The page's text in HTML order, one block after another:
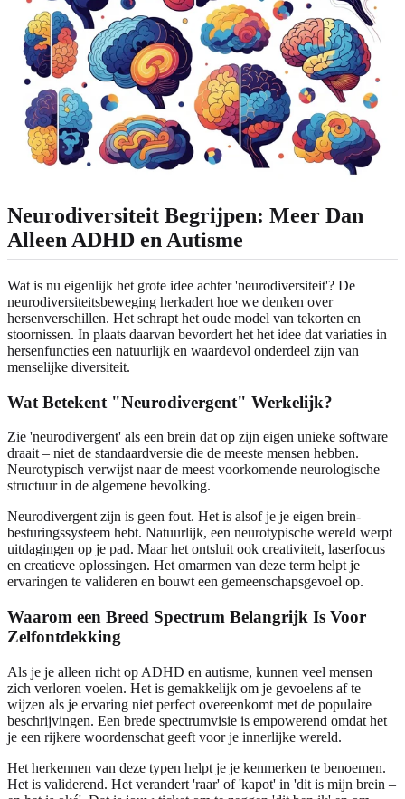
Neurodiversiteit Begrijpen: Meer Dan
Alleen ADHD en Autisme
Wat is nu eigenlijk het grote idee achter 'neurodiversiteit'? De
neurodiversiteitsbeweging herkadert hoe we denken over
hersenverschillen. Het schrapt het oude model van tekorten en
stoornissen. In plaats daarvan bevordert het het idee dat variaties in
hersenfuncties een natuurlijk en waardevol onderdeel zijn van
menselijke diversiteit.
Wat Betekent "Neurodivergent" Werkelijk?
Zie 'neurodivergent' als een brein dat op zijn eigen unieke software
draait – niet de standaardversie die de meeste mensen hebben.
Neurotypisch verwijst naar de meest voorkomende neurologische
structuur in de algemene bevolking.
Neurodivergent zijn is geen fout. Het is alsof je je eigen brein-
besturingssysteem hebt. Natuurlijk, een neurotypische wereld werpt
uitdagingen op je pad. Maar het ontsluit ook creativiteit, laserfocus
en creatieve oplossingen. Het omarmen van deze term helpt je
ervaringen te valideren en bouwt een gemeenschapsgevoel op.
Waarom een Breed Spectrum Belangrijk Is Voor
Zelfontdekking
Als je je alleen richt op ADHD en autisme, kunnen veel mensen
zich verloren voelen. Het is gemakkelijk om je gevoelens af te
wijzen als je ervaring niet perfect overeenkomt met de populaire
beschrijvingen. Een brede spectrumvisie is empowerend omdat het
je een rijkere woordenschat geeft voor je innerlijke wereld.
Het herkennen van deze typen helpt je je kenmerken te benoemen.
Het is validerend. Het verandert 'raar' of 'kapot' in 'dit is mijn brein –